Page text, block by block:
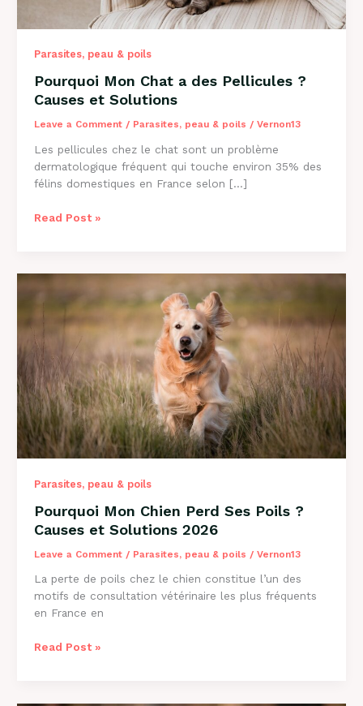
Parasites, peau & poils
Pourquoi Mon Chat a des Pellicules ?
Causes et Solutions
Leave a Comment / Parasites, peau & poils / Vernon13
Les pellicules chez le chat sont un problème
dermatologique fréquent qui touche environ 35% des
félins domestiques en France selon […]
Pourquoi
Pellicules
et
Solutions
Read Post »
Parasites, peau & poils
Pourquoi Mon Chien Perd Ses Poils ?
Causes et Solutions 2026
Leave a Comment / Parasites, peau & poils / Vernon13
La perte de poils chez le chien constitue l’un des
motifs de consultation vétérinaire les plus fréquents
en France en
Pourquoi
Read Post »